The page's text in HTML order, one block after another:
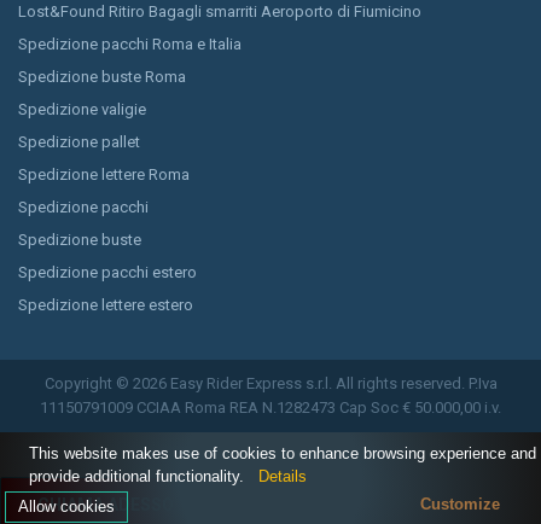
Lost&Found Ritiro Bagagli smarriti Aeroporto di Fiumicino
Spedizione pacchi Roma e Italia
Spedizione buste Roma
Spedizione valigie
Spedizione pallet
Spedizione lettere Roma
Spedizione pacchi
Spedizione buste
Spedizione pacchi estero
Spedizione lettere estero
Copyright © 2026 Easy Rider Express s.r.l. All rights reserved. P.Iva
11150791009 CCIAA Roma REA N.1282473 Cap Soc € 50.000,00 i.v.
CHIAMA ADESSO
This website makes use of cookies to enhance browsing experience and
provide additional functionality.
Details
Allow cookies
Customize